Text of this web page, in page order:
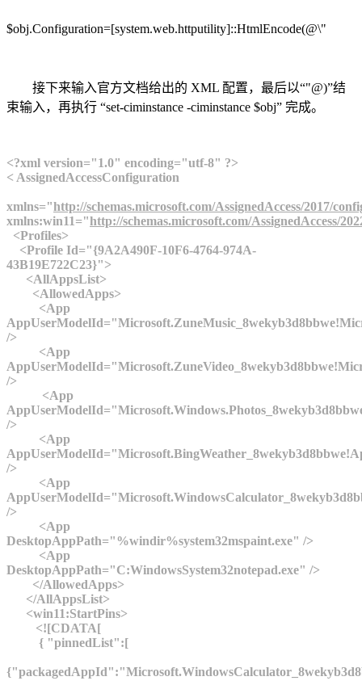
$obj.Configuration=[system.web.httputility]::HtmlEncode(@\"
接下来输入官方文档给出的 XML 配置，最后以“"@)”结
束输入，再执行 “set-ciminstance -ciminstance $obj” 完成。
<?xml version="1.0" encoding="utf-8" ?>
< AssignedAccessConfiguration
xmlns="http://schemas.microsoft.com/AssignedAccess/2017/
xmlns:win11="http://schemas.microsoft.com/AssignedAccess/
<Profiles>
<Profile Id="{9A2A490F-10F6-4764-974A-
43B19E722C23}">
<AllAppsList>
<AllowedApps>
<App
/>
<App
/>
<App
/>
<App
/>
<App
/>
<App
DesktopAppPath="%windir%system32mspaint.exe" />
<App
DesktopAppPath="C:WindowsSystem32notepad.exe" />
</AllowedApps>
</AllAppsList>
<win11:StartPins>
<![CDATA[
{ "pinnedList":[